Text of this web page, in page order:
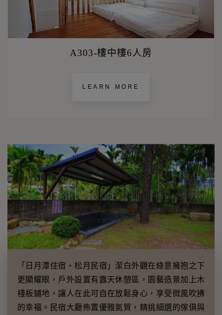
A303-樓中樓6人房
LEARN MORE
「日月潭住宿‧松月民宿」潔白外觀在綠意擁抱之下
更顯耀眼，戶外設置有露天休憩區，園藝造景加上木
棧板鋪地，讓人在此可自在放鬆身心，享受微風吹拂
的幸福。民宿大廳佈置優雅氣質，精挑細選的傢俱與